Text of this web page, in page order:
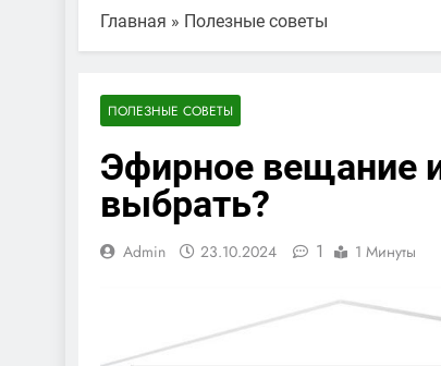
Главная » Полезные советы
ПОЛЕЗНЫЕ СОВЕТЫ
Эфирное вещание
выбрать?
Admin 23.10.2024 1 1 Минуты